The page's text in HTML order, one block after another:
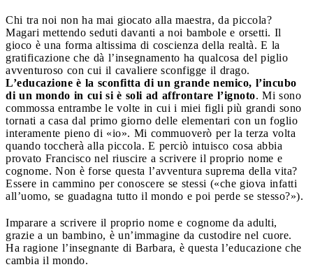
Chi tra noi non ha mai giocato alla maestra, da piccola?
Magari mettendo seduti davanti a noi bambole e orsetti. Il
gioco è una forma altissima di coscienza della realtà. E la
gratificazione che dà l’insegnamento ha qualcosa del piglio
avventuroso con cui il cavaliere sconfigge il drago.
L’educazione è la sconfitta di un grande nemico, l’incubo
di un mondo in cui si è soli ad affrontare l’ignoto. Mi sono
commossa entrambe le volte in cui i miei figli più grandi sono
tornati a casa dal primo giorno delle elementari con un foglio
interamente pieno di «io». Mi commuoverò per la terza volta
quando toccherà alla piccola. E perciò intuisco cosa abbia
provato Francisco nel riuscire a scrivere il proprio nome e
cognome. Non è forse questa l’avventura suprema della vita?
Essere in cammino per conoscere se stessi («che giova infatti
all’uomo, se guadagna tutto il mondo e poi perde se stesso?»).
Imparare a scrivere il proprio nome e cognome da adulti,
grazie a un bambino, è un’immagine da custodire nel cuore.
Ha ragione l’insegnante di Barbara, è questa l’educazione che
cambia il mondo.